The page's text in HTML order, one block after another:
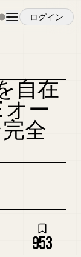
ログイン
ーをリミックス
自在
オー
全
953